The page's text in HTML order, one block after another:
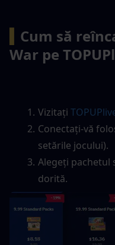
Cum să
War pe
Vizitați
Conectați-vă
setările jocului).
Alegeți pachetul
dorită.